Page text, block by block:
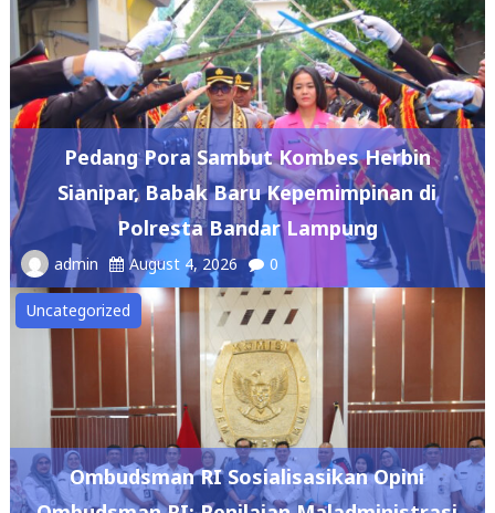
Pedang Pora Sambut Kombes Herbin
Sianipar, Babak Baru Kepemimpinan di
Polresta Bandar Lampung
admin August 4, 2026
Uncategorized
Ombudsman RI Sosialisasikan Opini
Ombudsman RI: Penilaian Maladministrasi